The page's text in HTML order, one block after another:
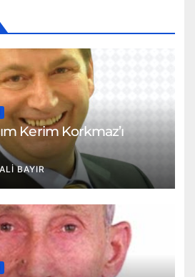
Kerim Korkmaz’ı
ALI BAYIR